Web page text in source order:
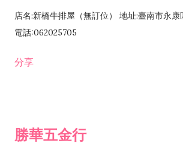
店名:新橋牛排屋（無訂位） 地址:臺南市永
電話:062025705
分享
勝華五金行